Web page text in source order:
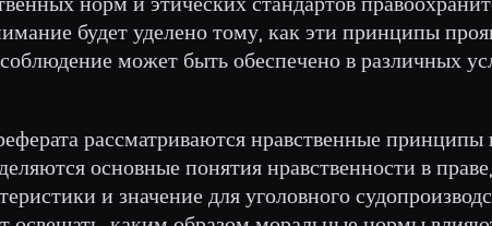
будет уделено тому, как эти принципы
может быть обеспечено в различных
рассматриваются нравственные принципы
основные понятия нравственности в
и значение для уголовного